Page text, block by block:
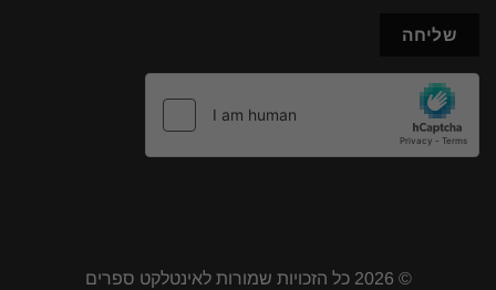
© 2026 כל הזכויות שמורות לאינטלקט ספרים